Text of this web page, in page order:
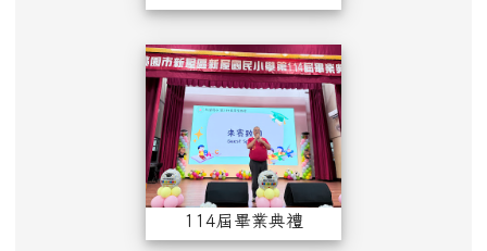
114屆畢業典禮
114屆畢業典禮